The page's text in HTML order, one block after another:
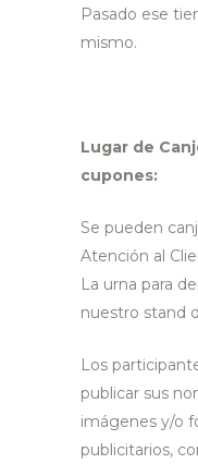
Pasado ese
mismo.
Lugar de
cupones:
Se pueden
Atención al
La urna para
nuestro stand
Los
publicar sus
imágenes y/o
publicitarios,